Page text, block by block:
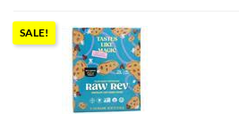
SALE!